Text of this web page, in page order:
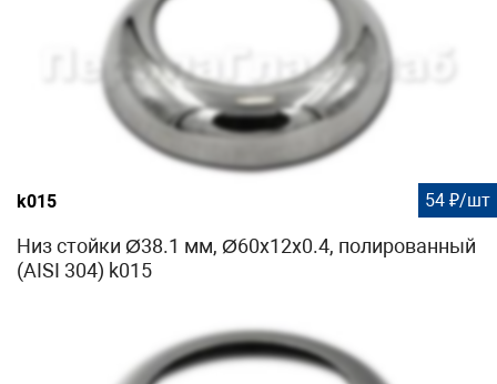
k015 54 ₽/шт
Низ стойки Ø38.1 мм, Ø60х12х0.4, полированный
(AISI 304) k015